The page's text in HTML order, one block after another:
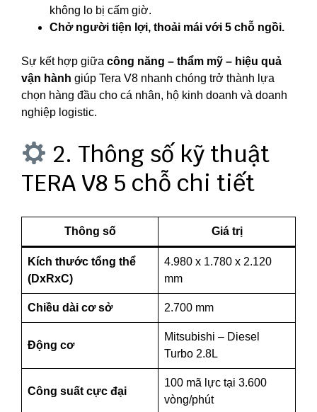
không lo bị cấm giờ.
Chở người tiện lợi, thoải mái với 5 chỗ ngồi.
Sự kết hợp giữa công năng – thẩm mỹ – hiệu quả
vận hành giúp Tera V8 nhanh chóng trở thành lựa
chọn hàng đầu cho cá nhân, hộ kinh doanh và doanh
nghiệp logistic.
2. Thông số kỹ thuật
TERA V8 5 chỗ chi tiết
Thông số Giá trị
Kích thước tổng thể
(DxRxC)
4.980 x 1.780 x 2.120
mm
Chiều dài cơ sở 2.700 mm
Động cơ
Mitsubishi – Diesel
Turbo 2.8L
Công suất cực đại
100 mã lực tại 3.600
vòng/phút